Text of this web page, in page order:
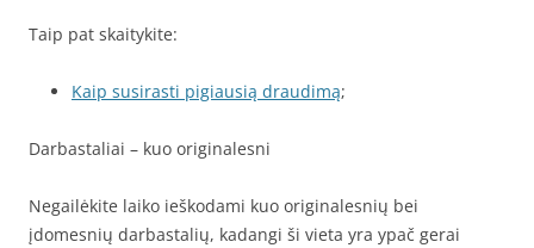
Taip pat skaitykite:
Kaip susirasti pigiausią draudimą;
Darbastaliai – kuo originalesni
Negailėkite laiko ieškodami kuo originalesnių bei
įdomesnių darbastalių, kadangi ši vieta yra ypač gerai